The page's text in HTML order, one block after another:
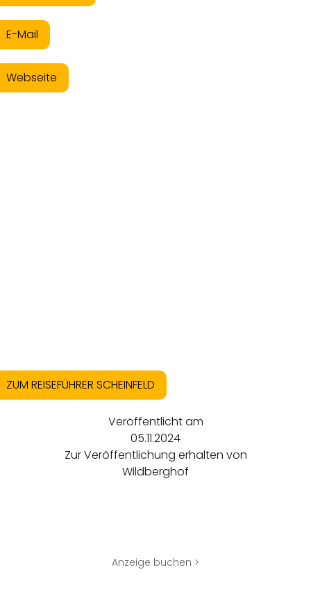
E-Mail
Webseite
ZUM REISEFÜHRER SCHEINFELD
Veröffentlicht am
05.11.2024
Zur Veröffentlichung erhalten von
Wildberghof
Anzeige buchen >